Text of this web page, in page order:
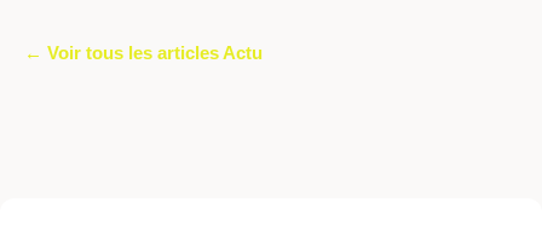
← Voir tous les articles Actu